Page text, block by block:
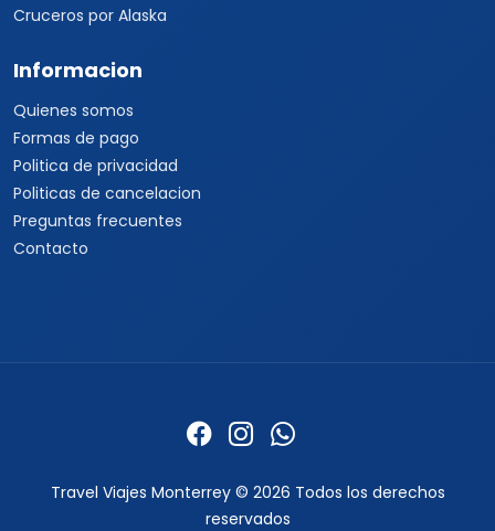
Cruceros por Alaska
Informacion
Quienes somos
Formas de pago
Politica de privacidad
Politicas de cancelacion
Preguntas frecuentes
Contacto
Travel Viajes Monterrey © 2026 Todos los derechos
reservados